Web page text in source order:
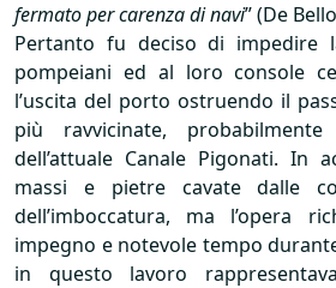
fermato per carenza di navi” (De
Pertanto fu deciso di impedire
pompeiani ed al loro console
l’uscita del porto ostruendo il
più ravvicinate,
dell’attuale Canale Pigonati. In
massi e pietre cavate dalle
dell’imboccatura, ma l’opera
impegno e notevole tempo
in questo lavoro